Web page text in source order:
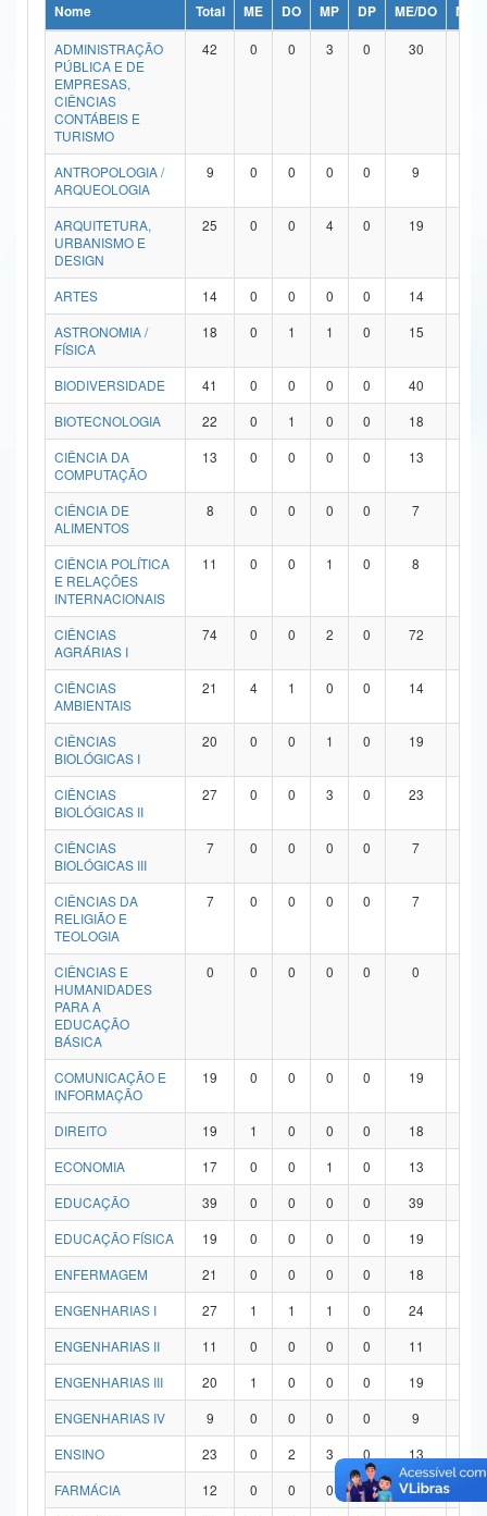
Ministério da Ciência, Tecnologia, Inovações e Comunicações
Ministério do Meio Ambiente
Ministério do Turismo
Ministério do Desenvolvimento Regional
Controladoria-Geral da União
Ministério da Mulher, da Família e dos Direitos Humanos
Secretaria de Governo
Advocacia-Geral da União
Banco Central do Brasil
Nome Total ME DO MP DP ME/DO
MP/
ADMINISTRAÇÃO
PÚBLICA E DE
EMPRESAS,
CIÊNCIAS
CONTÁBEIS E
TURISMO
42 0 0 3 0 30
ANTROPOLOGIA /
ARQUEOLOGIA
9 0 0 0 0 9
ARQUITETURA,
URBANISMO E
DESIGN
25 0 0 4 0 19
ARTES 14 0 0 0 0 14
ASTRONOMIA /
FÍSICA
18 0 1 1 0 15
BIODIVERSIDADE 41 0 0 0 0 40
BIOTECNOLOGIA
22 0 1 0 0 18
CIÊNCIA DA
COMPUTAÇÃO
13 0 0 0 0 13
CIÊNCIA DE
ALIMENTOS
8 0 0 0 0 7
CIÊNCIA POLÍTICA
E RELAÇÕES
INTERNACIONAIS
11 0 0 1 0 8
CIÊNCIAS
AGRÁRIAS I
74 0 0 2 0 72
CIÊNCIAS
AMBIENTAIS
21 4 1 0 0 14
CIÊNCIAS
BIOLÓGICAS I
20 0 0 1 0 19
CIÊNCIAS
BIOLÓGICAS II
27 0 0 3 0 23
CIÊNCIAS
BIOLÓGICAS III
7 0 0 0 0 7
CIÊNCIAS DA
RELIGIÃO E
TEOLOGIA
7 0 0 0 0 7
CIÊNCIAS E
HUMANIDADES
PARA A
EDUCAÇÃO
BÁSICA
0 0 0 0 0 0
COMUNICAÇÃO E
INFORMAÇÃO
19 0 0 0 0 19
DIREITO 19 1 0 0 0 18
ECONOMIA
17 0 0 1 0 13
EDUCAÇÃO
39 0 0 0 0 39
EDUCAÇÃO FÍSICA
19 0 0 0 0 19
ENFERMAGEM
21 0 0 0 0 18
ENGENHARIAS I
27 1 1 1 0 24
ENGENHARIAS II
11 0 0 0 0 11
ENGENHARIAS III
20 1 0 0 0 19
ENGENHARIAS IV
9 0 0 0 0 9
ENSINO
23 0 2 3 0 13
FARMÁCIA
12 0 0 0 0 12